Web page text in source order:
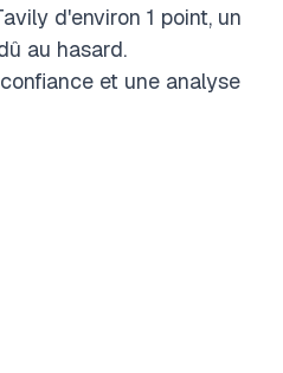
d'environ 1 point, un
au hasard.
et une analyse